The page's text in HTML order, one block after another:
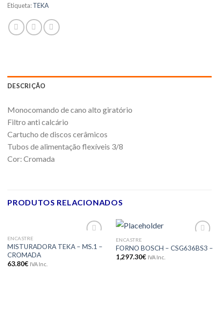
Etiqueta:TEKA
DESCRIÇÃO
Monocomando de cano alto giratório
Filtro anti calcário
Cartucho de discos cerâmicos
Tubos de alimentação flexíveis 3/8
Cor: Cromada
PRODUTOS RELACIONADOS
aos meus
ENCASTRE
MISTURADORA TEKA – MS.1 –
CROMADA
63.80€ IVA Inc.
aos meus
ENCASTRE
FORNO BOSCH – CSG636BS3 –
1,297.30€ IVA Inc.